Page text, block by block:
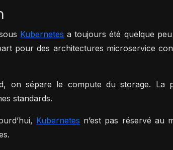
Kubernetes a toujours été quelque
pour des architectures microservice
on sépare le compute du storage. La
standards.
Kubernetes n’est pas réservé au